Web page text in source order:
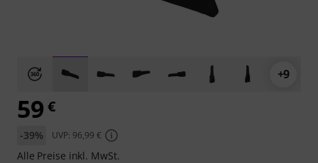
+9
59 €
-39% UVP: 96,99 €
Alle Preise inkl. MwSt.